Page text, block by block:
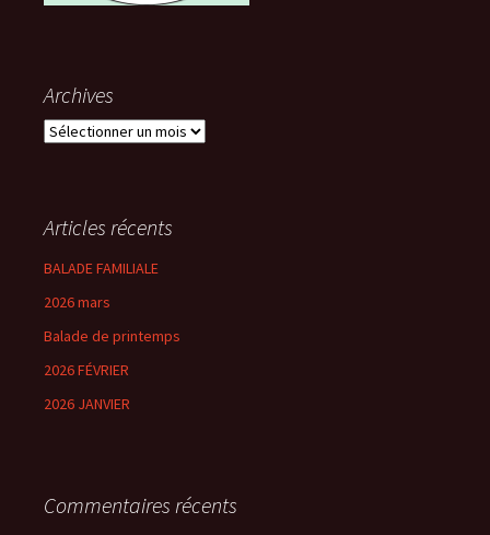
Archives
Archives
Articles récents
BALADE FAMILIALE
2026 mars
Balade de printemps
2026 FÉVRIER
2026 JANVIER
Commentaires récents